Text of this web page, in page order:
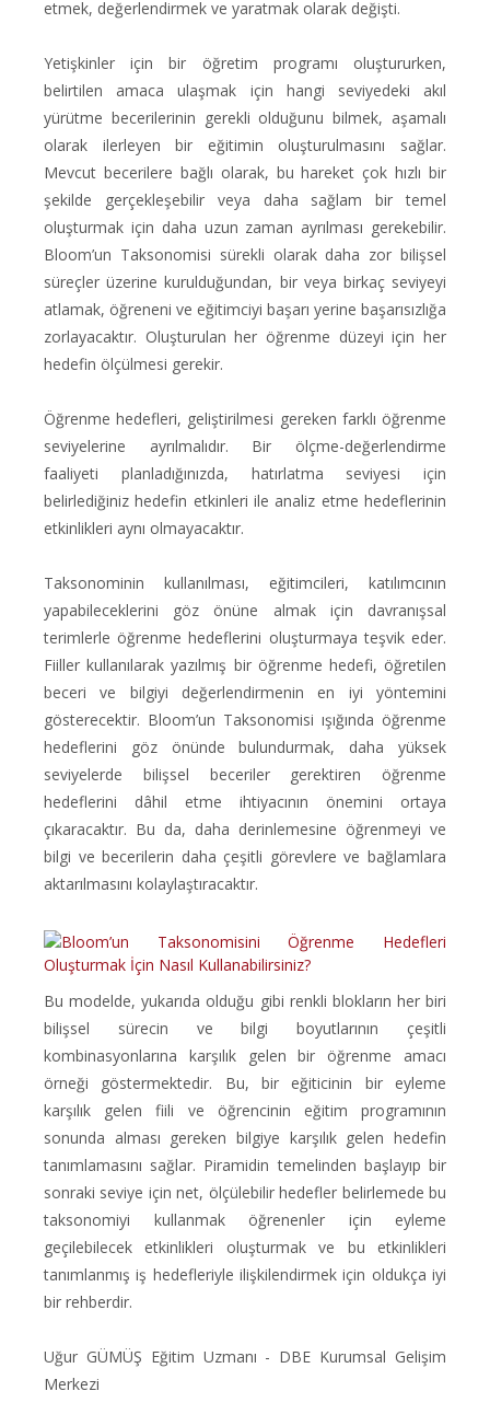
etmek, değerlendirmek ve yaratmak olarak değişti.
Yetişkinler için bir öğretim programı oluştururken,
belirtilen amaca ulaşmak için hangi seviyedeki akıl
yürütme becerilerinin gerekli olduğunu bilmek, aşamalı
olarak ilerleyen bir eğitimin oluşturulmasını sağlar.
Mevcut becerilere bağlı olarak, bu hareket çok hızlı bir
şekilde gerçekleşebilir veya daha sağlam bir temel
oluşturmak için daha uzun zaman ayrılması gerekebilir.
Bloom’un Taksonomisi sürekli olarak daha zor bilişsel
süreçler üzerine kurulduğundan, bir veya birkaç seviyeyi
atlamak, öğreneni ve eğitimciyi başarı yerine başarısızlığa
zorlayacaktır. Oluşturulan her öğrenme düzeyi için her
hedefin ölçülmesi gerekir.
Öğrenme hedefleri, geliştirilmesi gereken farklı öğrenme
seviyelerine ayrılmalıdır. Bir ölçme-değerlendirme
faaliyeti planladığınızda, hatırlatma seviyesi için
belirlediğiniz hedefin etkinleri ile analiz etme hedeflerinin
etkinlikleri aynı olmayacaktır.
Taksonominin kullanılması, eğitimcileri, katılımcının
yapabileceklerini göz önüne almak için davranışsal
terimlerle öğrenme hedeflerini oluşturmaya teşvik eder.
Fiiller kullanılarak yazılmış bir öğrenme hedefi, öğretilen
beceri ve bilgiyi değerlendirmenin en iyi yöntemini
gösterecektir. Bloom’un Taksonomisi ışığında öğrenme
hedeflerini göz önünde bulundurmak, daha yüksek
seviyelerde bilişsel beceriler gerektiren öğrenme
hedeflerini dâhil etme ihtiyacının önemini ortaya
çıkaracaktır. Bu da, daha derinlemesine öğrenmeyi ve
bilgi ve becerilerin daha çeşitli görevlere ve bağlamlara
aktarılmasını kolaylaştıracaktır.
Bu modelde, yukarıda olduğu gibi renkli blokların her biri
bilişsel sürecin ve bilgi boyutlarının çeşitli
kombinasyonlarına karşılık gelen bir öğrenme amacı
örneği göstermektedir. Bu, bir eğiticinin bir eyleme
karşılık gelen fiili ve öğrencinin eğitim programının
sonunda alması gereken bilgiye karşılık gelen hedefin
tanımlamasını sağlar. Piramidin temelinden başlayıp bir
sonraki seviye için net, ölçülebilir hedefler belirlemede bu
taksonomiyi kullanmak öğrenenler için eyleme
geçilebilecek etkinlikleri oluşturmak ve bu etkinlikleri
tanımlanmış iş hedefleriyle ilişkilendirmek için oldukça iyi
bir rehberdir.
Uğur GÜMÜŞ Eğitim Uzmanı - DBE Kurumsal Gelişim
Merkezi